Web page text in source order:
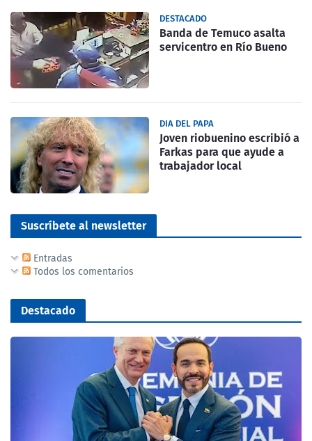
DESTACADO
Banda de Temuco asalta
servicentro en Río Bueno
DIA DEL PAPA
Joven riobuenino escribió a
Farkas para que ayude a
trabajador local
Suscríbete al newsletter
Entradas
Todos los comentarios
Destacado